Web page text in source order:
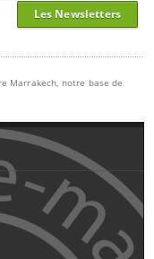
Les Newsletters
Marrakech, notre base de